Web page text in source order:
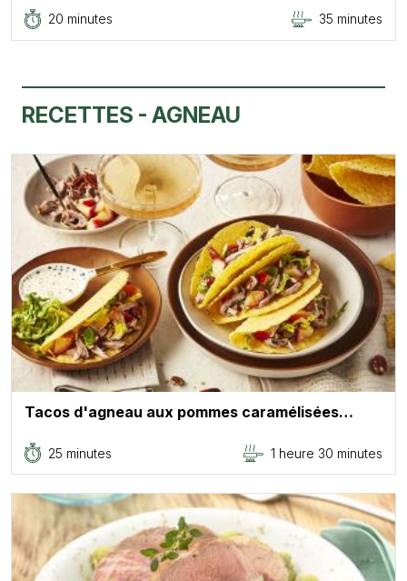
20 minutes 35 minutes
RECETTES - AGNEAU
Tacos d'agneau aux pommes caramélisées…
25 minutes 1 heure 30 minutes